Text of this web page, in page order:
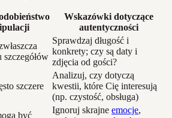
Wskazówki dotyczące
autentyczności
Sprawdzaj długość i
konkrety; czy są daty i
zdjęcia od gości?
szczere
Analizuj, czy dotyczą
kwestii, które Cię interesują
(np. czystość, obsługa)
być
Ignoruj skrajne emocje,